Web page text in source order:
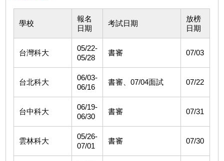
學校
報名
日期
考試日期
放榜
日期
台灣科大
05/22-
05/28
書審 07/03
台北科大
06/03-
06/16
書審、07/04面試 07/22
台中科大
06/19-
06/30
書審 07/31
雲林科大
05/26-
07/01
書審 07/30